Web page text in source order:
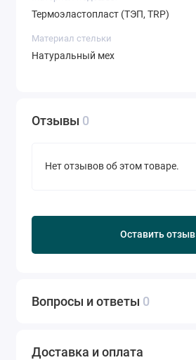
Термоэластопласт (ТЭП, TRP)
Материал стельки
Натуральный мех
Отзывы 0
Нет отзывов об этом товаре.
Оставить отзыв
Вопросы и ответы 0
Доставка и оплата